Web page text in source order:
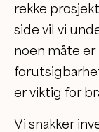
rekke
side vil vi
noen måte
er viktig for
Vi snakker